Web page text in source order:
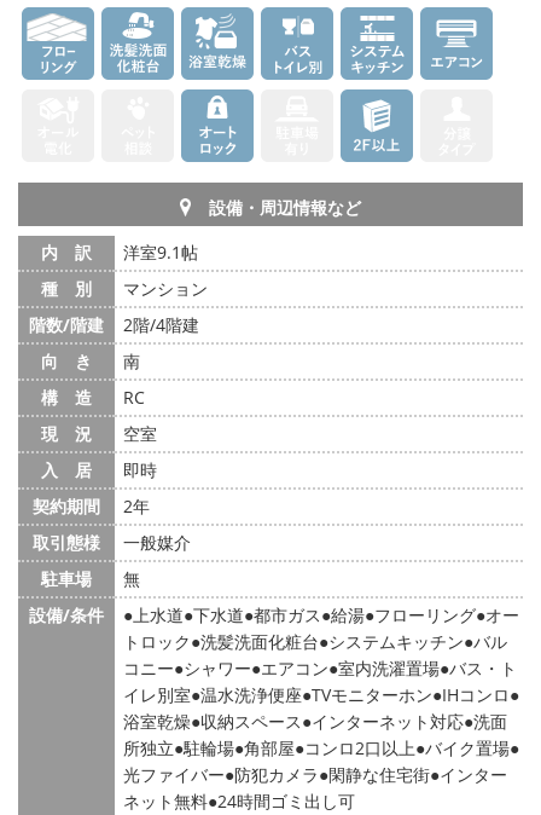
設備・周辺情報など
内 訳
洋室9.1帖
種 別
マンション
階数/階建
2階/4階建
向 き
南
構 造
RC
現 況
空室
入 居
即時
契約期間
2年
取引態様
一般媒介
駐車場
無
設備/条件
上水道 下水道 都市ガス 給湯 フローリング オー
トロック 洗髪洗面化粧台 システムキッチン バル
コニー シャワー エアコン 室内洗濯置場 バス・ト
イレ別室 温水洗浄便座 TVモニターホン IHコンロ
浴室乾燥 収納スペース インターネット対応 洗面
所独立 駐輪場 角部屋 コンロ2口以上 バイク置場
光ファイバー 防犯カメラ 閑静な住宅街 インター
ネット無料 24時間ゴミ出し可